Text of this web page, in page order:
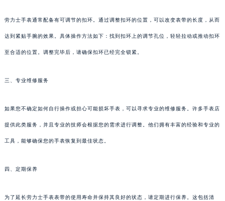
劳力士手表通常配备有可调节的扣环。通过调整扣环的位置，可以改变表带的长度，从而
达到紧贴手腕的效果。具体操作方法如下：找到扣环上的调节孔位，轻轻拉动或推动扣环
至合适的位置。调整完毕后，请确保扣环已经完全锁紧。
三、专业维修服务
如果您不确定如何自行操作或担心可能损坏手表，可以寻求专业的维修服务。许多手表店
提供此类服务，并且专业的技师会根据您的需求进行调整。他们拥有丰富的经验和专业的
工具，能够确保您的手表恢复到最佳状态。
四、定期保养
为了延长劳力士手表表带的使用寿命并保持其良好的状态，请定期进行保养。这包括清